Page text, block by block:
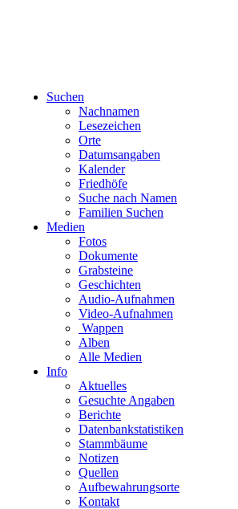
Suchen
Nachnamen
Lesezeichen
Orte
Datumsangaben
Kalender
Friedhöfe
Suche nach Namen
Familien Suchen
Medien
Fotos
Dokumente
Grabsteine
Geschichten
Audio-Aufnahmen
Video-Aufnahmen
Wappen
Alben
Alle Medien
Info
Aktuelles
Gesuchte Angaben
Berichte
Datenbankstatistiken
Stammbäume
Notizen
Quellen
Aufbewahrungsorte
Kontakt